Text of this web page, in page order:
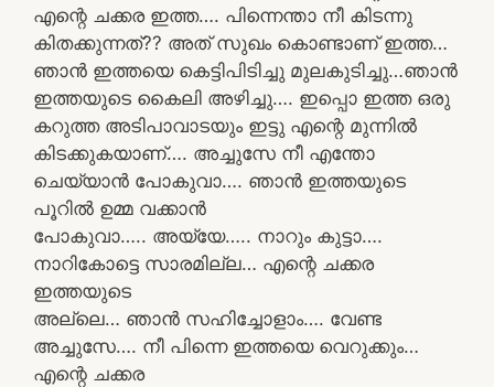
എന്റെ ചക്കര ഇത്ത…. പിന്നെന്താ നീ കിടന്നു
കിതക്കുന്നത്?? അത് സുഖം കൊണ്ടാണ് ഇത്ത…
ഞാൻ ഇത്തയെ കെട്ടിപിടിച്ചു മുലകുടിച്ചു…ഞാൻ
ഇത്തയുടെ കൈലി അഴിച്ചു…. ഇപ്പൊ ഇത്ത ഒരു
കറുത്ത അടിപാവാടയും ഇട്ടു എന്റെ മുന്നിൽ
കിടക്കുകയാണ്…. അച്ചുസേ നീ എന്തോ
ചെയ്യാൻ പോകുവാ…. ഞാൻ ഇത്തയുടെ
പൂറിൽ ഉമ്മ വക്കാൻ
പോകുവാ….. അയ്യേ….. നാറും കുട്ടാ….
നാറികോട്ടെ സാരമില്ല… എന്റെ ചക്കര
ഇത്തയുടെ
അല്ലെ… ഞാൻ സഹിച്ചോളാം…. വേണ്ട
അച്ചുസേ…. നീ പിന്നെ ഇത്തയെ വെറുക്കും…
എന്റെ ചക്കര